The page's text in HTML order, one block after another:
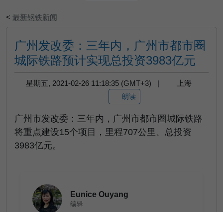
< 最新钢铁新闻
广州发改委：三年内，广州市都市圈
城际铁路预计实现总投资3983亿元
星期五, 2021-02-26 11:18:35 (GMT+3) | 上海
朗读
广州市发改委：三年内，广州市都市圈城际铁路
将重点建设15个项目，里程707公里、总投资
3983亿元。
Eunice Ouyang
编辑